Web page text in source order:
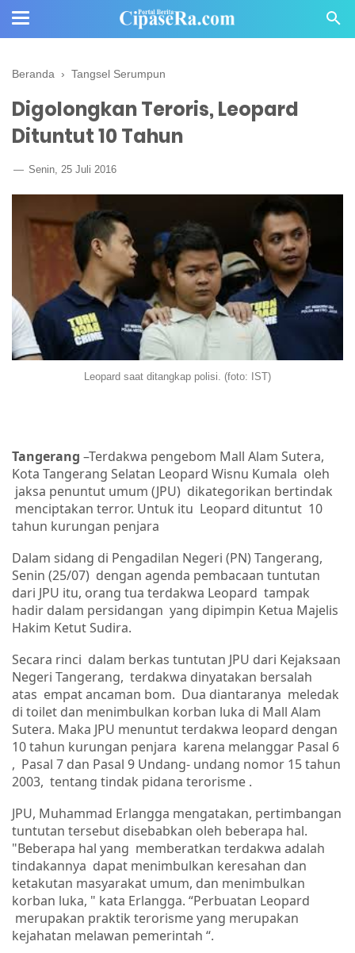
Beranda › Tangsel Serumpun
Digolongkan Teroris, Leopard
Dituntut 10 Tahun
Senin, 25 Juli 2016
Leopard saat ditangkap polisi. (foto: IST)
Tangerang –Terdakwa pengebom Mall Alam Sutera,
Kota Tangerang Selatan Leopard Wisnu Kumala oleh
jaksa penuntut umum (JPU) dikategorikan bertindak
menciptakan terror. Untuk itu Leopard dituntut 10
tahun kurungan penjara
Dalam sidang di Pengadilan Negeri (PN) Tangerang,
Senin (25/07) dengan agenda pembacaan tuntutan
dari JPU itu, orang tua terdakwa Leopard tampak
hadir dalam persidangan yang dipimpin Ketua Majelis
Hakim Ketut Sudira.
Secara rinci dalam berkas tuntutan JPU dari Kejaksaan
Negeri Tangerang, terdakwa dinyatakan bersalah
atas empat ancaman bom. Dua diantaranya meledak
di toilet dan menimbulkan korban luka di Mall Alam
Sutera. Maka JPU menuntut terdakwa leopard dengan
10 tahun kurungan penjara karena melanggar Pasal 6
, Pasal 7 dan Pasal 9 Undang- undang nomor 15 tahun
2003, tentang tindak pidana terorisme .
JPU, Muhammad Erlangga mengatakan, pertimbangan
tuntutan tersebut disebabkan oleh beberapa hal.
"Beberapa hal yang memberatkan terdakwa adalah
tindakannya dapat menimbulkan keresahan dan
ketakutan masyarakat umum, dan menimbulkan
korban luka, " kata Erlangga. “Perbuatan Leopard
merupakan praktik terorisme yang merupakan
kejahatan melawan pemerintah “.